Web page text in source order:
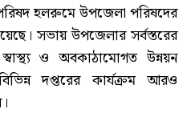
হলরুমে উপজেলা পরিষদের
সভায় উপজেলার সর্বস্তরের
ও অবকাঠামোগত উন্নয়ন
দপ্তরের কার্যক্রম আরও